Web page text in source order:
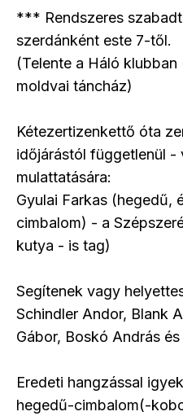
*** Rendszeres
szerdánként este 7-től.
(Telente a Háló
moldvai táncház)
Kétezertizenkettő óta
időjárástól függetlenül -
mulattatására:
Gyulai Farkas (hegedű,
cimbalom) - a
kutya - is tag)
Segítenek vagy
Schindler Andor, Blank
Gábor, Boskó András
Eredeti hangzással
hegedű-cimbalom(-